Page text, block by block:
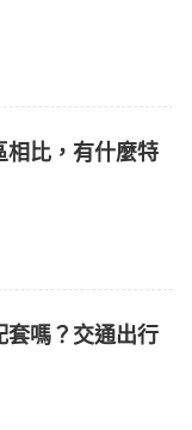
相比，有什麼特
套嗎？交通出行